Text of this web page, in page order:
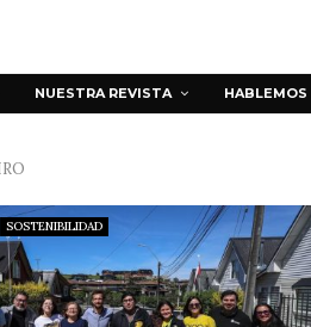
NUESTRA REVISTA HABLEMOS
SOSTENIBILIDAD